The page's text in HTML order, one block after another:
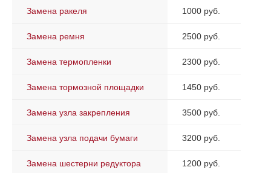
Замена ракеля 1000 руб.
Замена ремня 2500 руб.
Замена термопленки 2300 руб.
Замена тормозной площадки 1450 руб.
Замена узла закрепления 3500 руб.
Замена узла подачи бумаги 3200 руб.
Замена шестерни редуктора 1200 руб.